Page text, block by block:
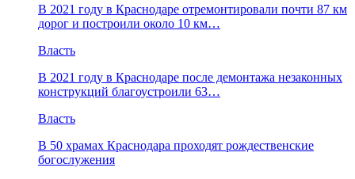
В 2021 году в Краснодаре отремонтировали почти 87 км
дорог и построили около 10 км…
Власть
В 2021 году в Краснодаре после демонтажа незаконных
конструкций благоустроили 63…
Власть
В 50 храмах Краснодара проходят рождественские
богослужения